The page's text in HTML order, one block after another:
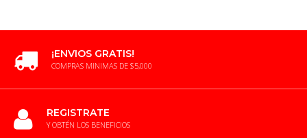
¡ENVIOS GRATIS!
COMPRAS MINIMAS DE $5,000
REGISTRATE
Y OBTÉN LOS BENEFICIOS